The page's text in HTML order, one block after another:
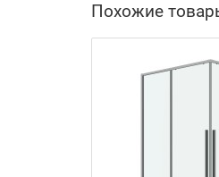
Похожие